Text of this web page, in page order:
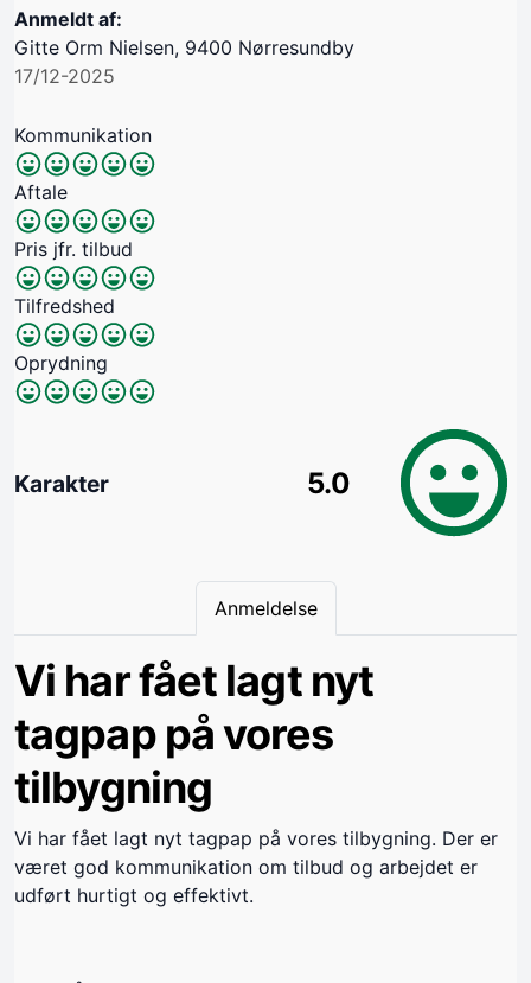
Anmeldt af:
Gitte Orm Nielsen, 9400 Nørresundby
17/12-2025
Kommunikation
Aftale
Pris jfr. tilbud
Tilfredshed
Oprydning
Karakter 5.0
Anmeldelse
Vi har fået lagt nyt
tagpap på vores
tilbygning
Vi har fået lagt nyt tagpap på vores tilbygning. Der er
været god kommunikation om tilbud og arbejdet er
udført hurtigt og effektivt.